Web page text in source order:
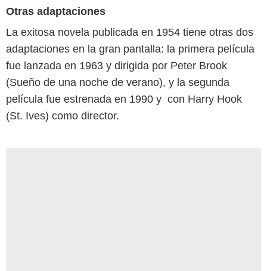
Otras adaptaciones
La exitosa novela publicada en 1954 tiene otras dos
adaptaciones en la gran pantalla: la primera película
fue lanzada en 1963 y dirigida por Peter Brook
(Sueño de una noche de verano), y la segunda
película fue estrenada en 1990 y con Harry Hook
(St. Ives) como director.